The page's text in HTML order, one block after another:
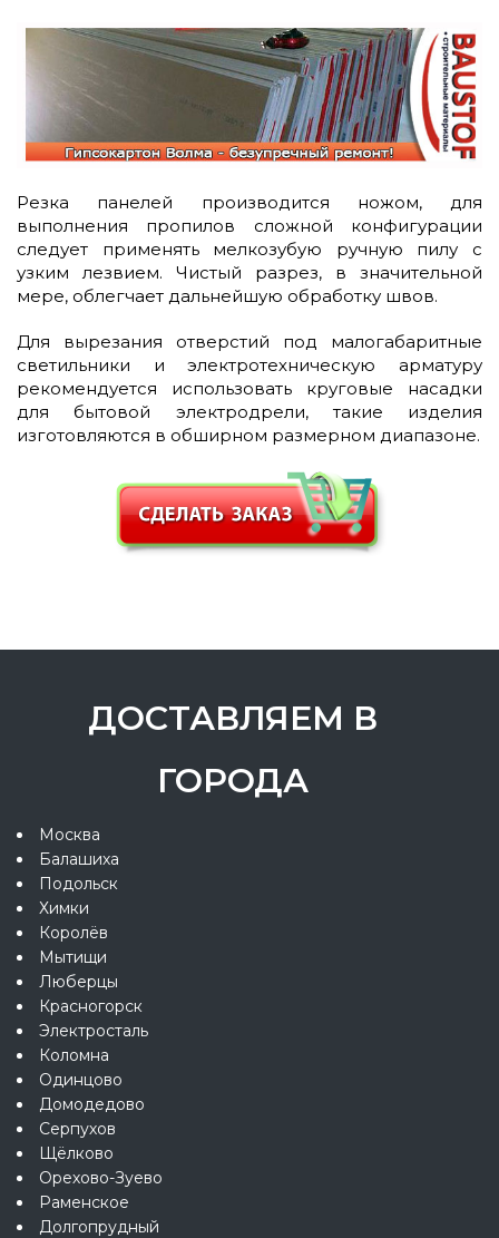
Резка панелей производится ножом, для
выполнения пропилов сложной конфигурации
следует применять мелкозубую ручную пилу с
узким лезвием. Чистый разрез, в значительной
мере, облегчает дальнейшую обработку швов.
Для вырезания отверстий под малогабаритные
светильники и электротехническую арматуру
рекомендуется использовать круговые насадки
для бытовой электродрели, такие изделия
изготовляются в обширном размерном диапазоне.
ДОСТАВЛЯЕМ В
ГОРОДА
Москва
Балашиха
Подольск
Химки
Королёв
Мытищи
Люберцы
Красногорск
Электросталь
Коломна
Одинцово
Домодедово
Серпухов
Щёлково
Орехово-Зуево
Раменское
Долгопрудный